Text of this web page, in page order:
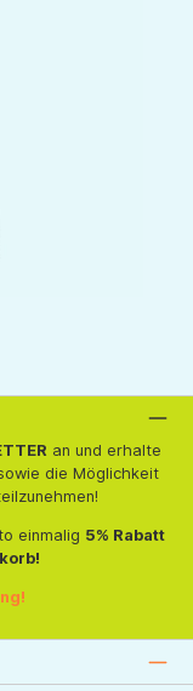
an und erhalte
die Möglichkeit
einmalig 5% Rabatt